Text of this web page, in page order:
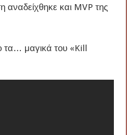
αναδείχθηκε και MVP της
τα… μαγικά του «Kill